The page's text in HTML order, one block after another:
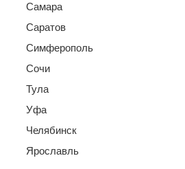
Самара
Саратов
Симферополь
Сочи
Тула
Уфа
Челябинск
Ярославль